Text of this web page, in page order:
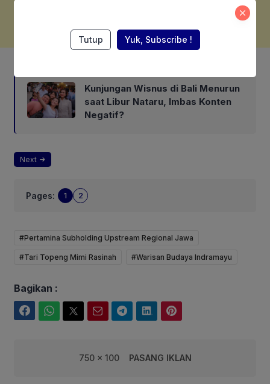
Kunjungan Wisnus di Bali Menurun
saat Libur Nataru, Imbas Konten
Negatif?
Next
Pages: 1 2
#Pertamina Subholding Upstream Regional Jawa
#Tari Topeng Mimi Rasinah #Warisan Budaya Indramayu
Bagikan :
750 x 100 PASANG IKLAN
Tutup Yuk, Subscribe !